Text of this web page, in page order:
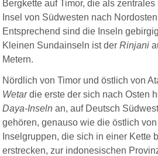
Bergkette auf Timor, die als
Insel von Südwesten nach
Entsprechend sind die Inseln
Kleinen Sundainseln ist derRinjani
Metern.
Nördlich von Timor und östlich von
Wetardie erste der sich nach Osten
Daya-Inseln an, auf Deutsch
gehören, genauso wie die östlich
Inselgruppen, die sich in einer Kette
erstrecken, zur indonesischen